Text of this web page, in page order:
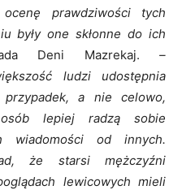
prawdziwości tych
były one skłonne do ich
Deni Mazrekaj.–
ludzi udostępnia
przypadek, a nie celowo,
lepiej radzą sobie
wiadomości od innych.
że starsi mężczyźni
lewicowych mieli